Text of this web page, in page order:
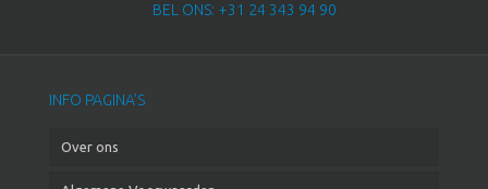
BEL ONS: +31 24 343 94 90
INFO PAGINA’S
Over ons